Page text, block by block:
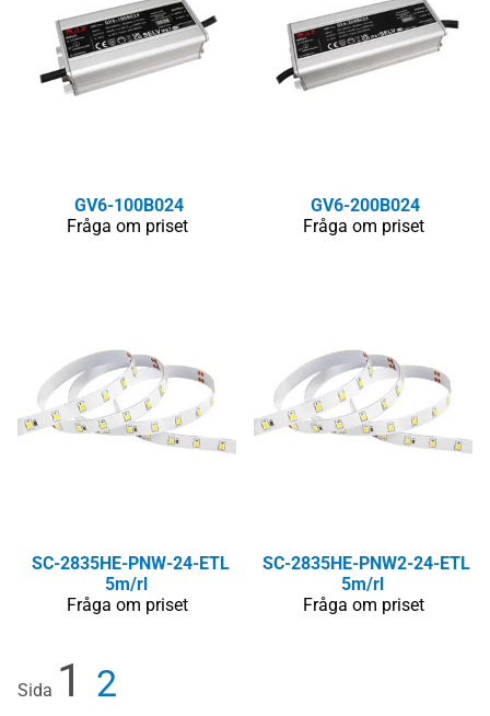
GV6-100B024
Fråga om priset
GV6-200B024
Fråga om priset
SC-2835HE-PNW-24-ETL
5m/rl
Fråga om priset
SC-2835HE-PNW2-24-ETL
5m/rl
Fråga om priset
Sida 1 2